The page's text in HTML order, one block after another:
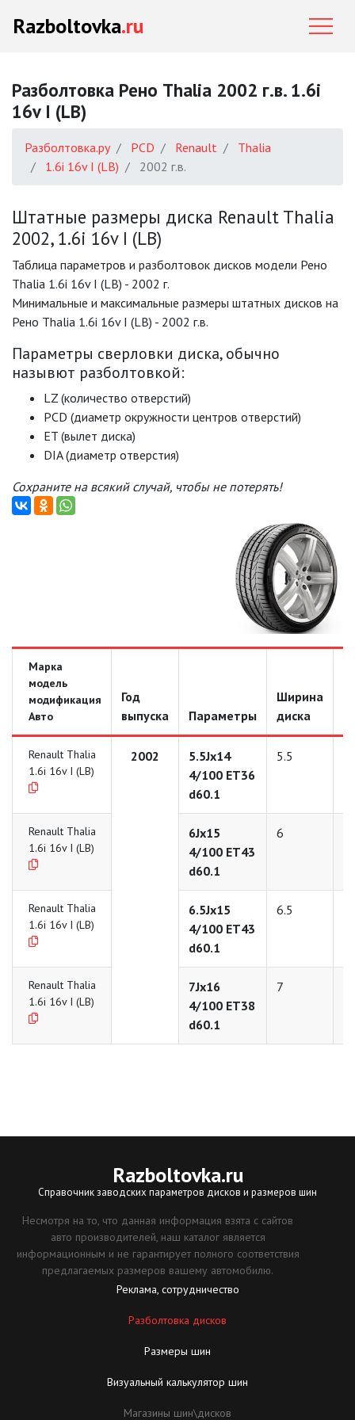
Razboltovka.ru
Разболтовка Рено Thalia 2002 г.в. 1.6i
16v I (LB)
Разболтовка.ру PCD Renault
Thalia
1.6i 16v I (LB)
2002 г.в.
Штатные размеры диска Renault Thalia
2002, 1.6i 16v I (LB)
Таблица параметров и разболтовок дисков модели Рено
Thalia 1.6i 16v I (LB) - 2002 г.
Минимальные и максимальные размеры штатных дисков на
Рено Thalia 1.6i 16v I (LB) - 2002 г.в.
Параметры сверловки диска, обычно
назывют разболтовкой:
LZ (количество отверстий)
PCD (диаметр окружности центров отверстий)
ET (вылет диска)
DIA (диаметр отверстия)
Сохраните на всякий случай, чтобы не потерять!
Марка
модель
модификация
Авто
Год
выпуска
Параметры
Ширина
диска
Renault Thalia
1.6i 16v I (LB)
2002
5.5Jx14
4/100 ET36
d60.1
5.5
Renault Thalia
1.6i 16v I (LB)
6Jx15
4/100 ET43
d60.1
6
Renault Thalia
1.6i 16v I (LB)
6.5Jx15
4/100 ET43
d60.1
6.5
Renault Thalia
1.6i 16v I (LB)
7Jx16
4/100 ET38
d60.1
7
Razboltovka.ru
Справочник заводских параметров дисков и размеров шин
Несмотря на то, что данная информация взята с сайтов
авто производителей, наш каталог является
информационным и не гарантирует полного соответствия
предлагаемых размеров вашему автомобилю.
Реклама, сотрудничество
Разболтовка дисков
Размеры шин
Визуальный калькулятор шин
Магазины шин\дисков